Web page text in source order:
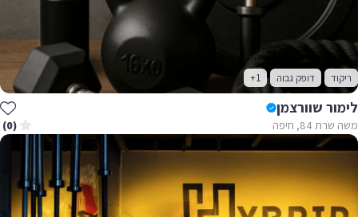
ריקוד דופק גבוה +1
לימור שוורצמן
משה שרת 84, חיפה (0)